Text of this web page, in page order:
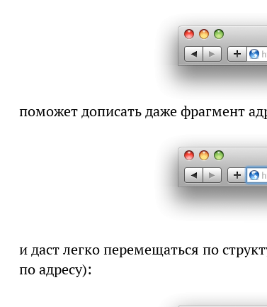
поможет дописать даже фрагмент
и даст легко перемещаться по
по адресу):